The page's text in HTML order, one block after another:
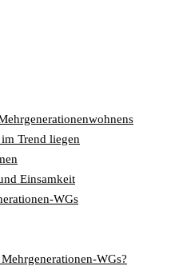
Trend liegen
Einsamkeit
WGs
WGs?